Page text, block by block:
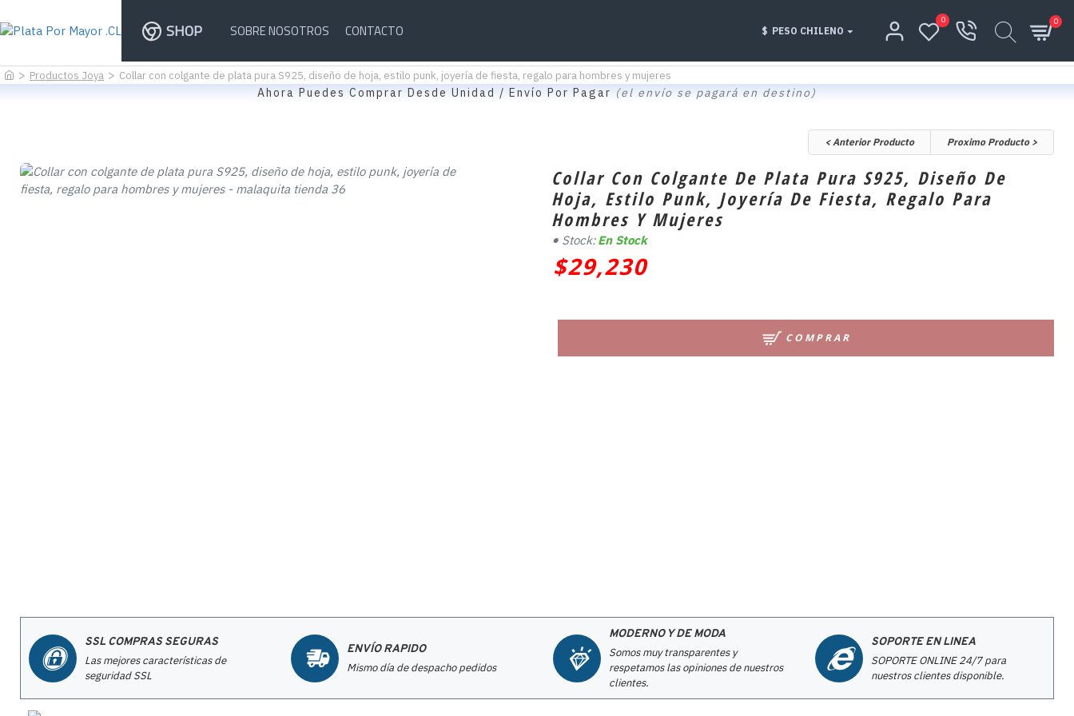
SHOP SOBRE NOSOTROS CONTACTO $ PESO CHILENO
0 0
Productos Joya Collar con colgante de plata pura S925, diseño de hoja, estilo punk, joyería de fiesta, regalo para hombres y mujeres
Ahora Puedes Comprar Desde Unidad / Envío Por Pagar (el envío se pagará en destino)
< Anterior Producto Proximo Producto >
Collar Con Colgante De Plata Pura S925, Diseño De
Hoja, Estilo Punk, Joyería De Fiesta, Regalo Para
Hombres Y Mujeres
$29,230
Stock: En Stock
COMPRAR
SSL COMPRAS SEGURAS
Las mejores características de
seguridad SSL
ENVÍO RAPIDO
Mismo día de despacho pedidos
MODERNO Y DE MODA
Somos muy transparentes y
respetamos las opiniones de nuestros
clientes.
SOPORTE EN LINEA
SOPORTE ONLINE 24/7 para
nuestros clientes disponible.